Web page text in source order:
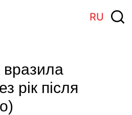
RU
вразила
рік після